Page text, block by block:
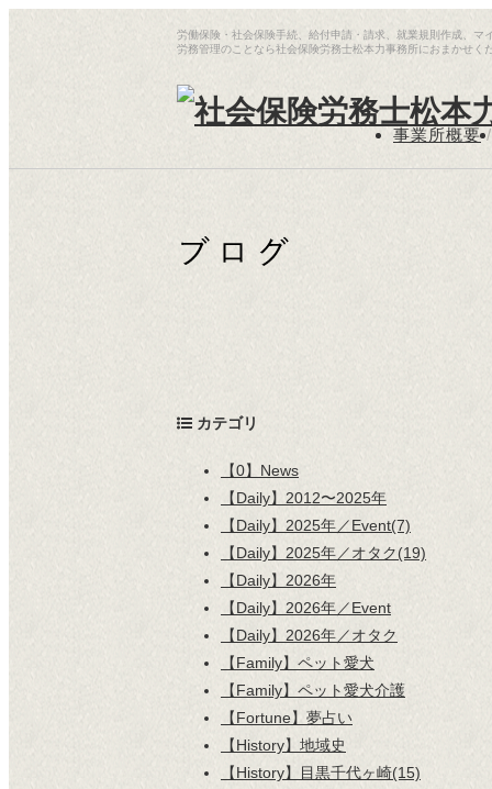
労働保険・社会保険手続、給付申請・請求、就業規則作成、マ
労務管理のことなら社会保険労務士松本力事務所におまかせく
事業所概要 /
カテゴリ
【0】News
【Daily】2012〜2025年
【Daily】2025年／Event(7)
【Daily】2025年／オタク(19)
【Daily】2026年
【Daily】2026年／Event
【Daily】2026年／オタク
【Family】ペット愛犬
【Family】ペット愛犬介護
【Fortune】夢占い
【History】地域史
【History】目黒千代ヶ崎(15)